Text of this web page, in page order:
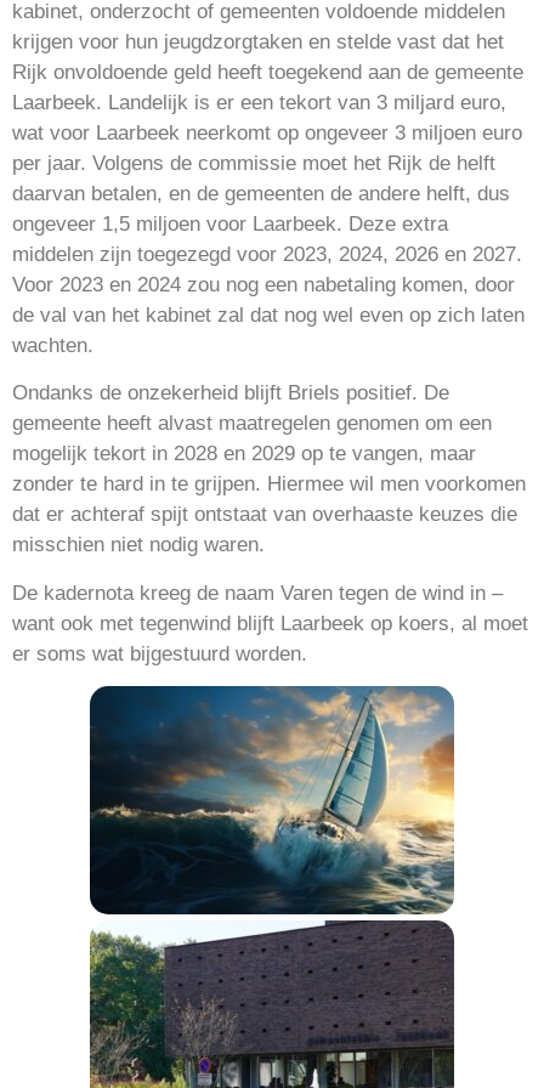
kabinet, onderzocht of gemeenten voldoende middelen
krijgen voor hun jeugdzorgtaken en stelde vast dat het
Rijk onvoldoende geld heeft toegekend aan de gemeente
Laarbeek. Landelijk is er een tekort van 3 miljard euro,
wat voor Laarbeek neerkomt op ongeveer 3 miljoen euro
per jaar. Volgens de commissie moet het Rijk de helft
daarvan betalen, en de gemeenten de andere helft, dus
ongeveer 1,5 miljoen voor Laarbeek. Deze extra
middelen zijn toegezegd voor 2023, 2024, 2026 en 2027.
Voor 2023 en 2024 zou nog een nabetaling komen, door
de val van het kabinet zal dat nog wel even op zich laten
wachten.
Ondanks de onzekerheid blijft Briels positief. De
gemeente heeft alvast maatregelen genomen om een
mogelijk tekort in 2028 en 2029 op te vangen, maar
zonder te hard in te grijpen. Hiermee wil men voorkomen
dat er achteraf spijt ontstaat van overhaaste keuzes die
misschien niet nodig waren.
De kadernota kreeg de naam Varen tegen de wind in –
want ook met tegenwind blijft Laarbeek op koers, al moet
er soms wat bijgestuurd worden.